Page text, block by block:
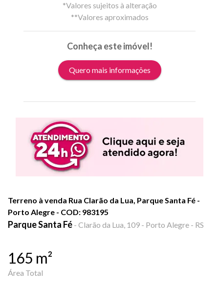
*Valores sujeitos à alteração
**Valores aproximados
Conheça este imóvel!
Quero mais informações
Terreno à venda Rua Clarão da Lua, Parque Santa Fé -
Porto Alegre - COD: 983195
Parque Santa Fé - Clarão da Lua, 109 - Porto Alegre - RS
165 m²
Área Total